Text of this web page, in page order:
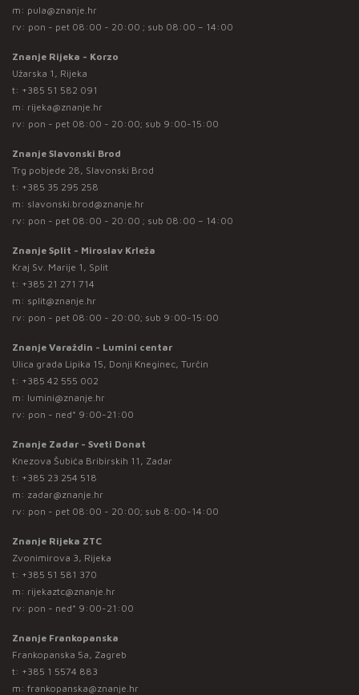
m: pula@znanje.hr
rv: pon - pet 08:00 - 20:00 ; sub 08:00 – 14:00
Znanje Rijeka - Korzo
Užarska 1, Rijeka
t: +385 51 582 091
m: rijeka@znanje.hr
rv: pon - pet 08:00 - 20:00; sub 9:00-15:00
Znanje Slavonski Brod
Trg pobjede 28, Slavonski Brod
t: +385 35 295 258
m: slavonski.brod@znanje.hr
rv: pon - pet 08:00 - 20:00 ; sub 08:00 – 14:00
Znanje Split - Miroslav Krleža
Kraj Sv. Marije 1, Split
t: +385 21 271 714
m: split@znanje.hr
rv: pon - pet 08:00 - 20:00; sub 9:00-15:00
Znanje Varaždin - Lumini centar
Ulica grada Lipika 15, Donji Kneginec, Turčin
t: +385 42 555 002
m: lumini@znanje.hr
rv: pon - ned* 9:00-21:00
Znanje Zadar - Sveti Donat
Knezova Šubića Bribirskih 11, Zadar
t: +385 23 254 518
m: zadar@znanje.hr
rv: pon - pet 08:00 - 20:00; sub 8:00-14:00
Znanje Rijeka ZTC
Zvonimirova 3, Rijeka
t: +385 51 581 370
m: rijekaztc@znanje.hr
rv: pon - ned* 9:00-21:00
Znanje Frankopanska
Frankopanska 5a, Zagreb
t: +385 1 5574 883
m: frankopanska@znanje.hr